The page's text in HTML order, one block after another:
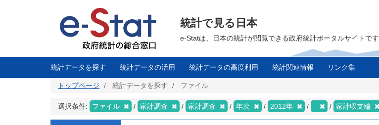
に
統計で見る日本
e-Statは、日本の統計が閲覧できる政府統計ポータルサイトです
統計データを探す 統計データの活用 統計データの高度利用 統計関連情報 リンク集
トップページ 統計データを探す ファイル
選択条件: ファイル 家計調査 家計調査 年次 2012年 - 家計収支編